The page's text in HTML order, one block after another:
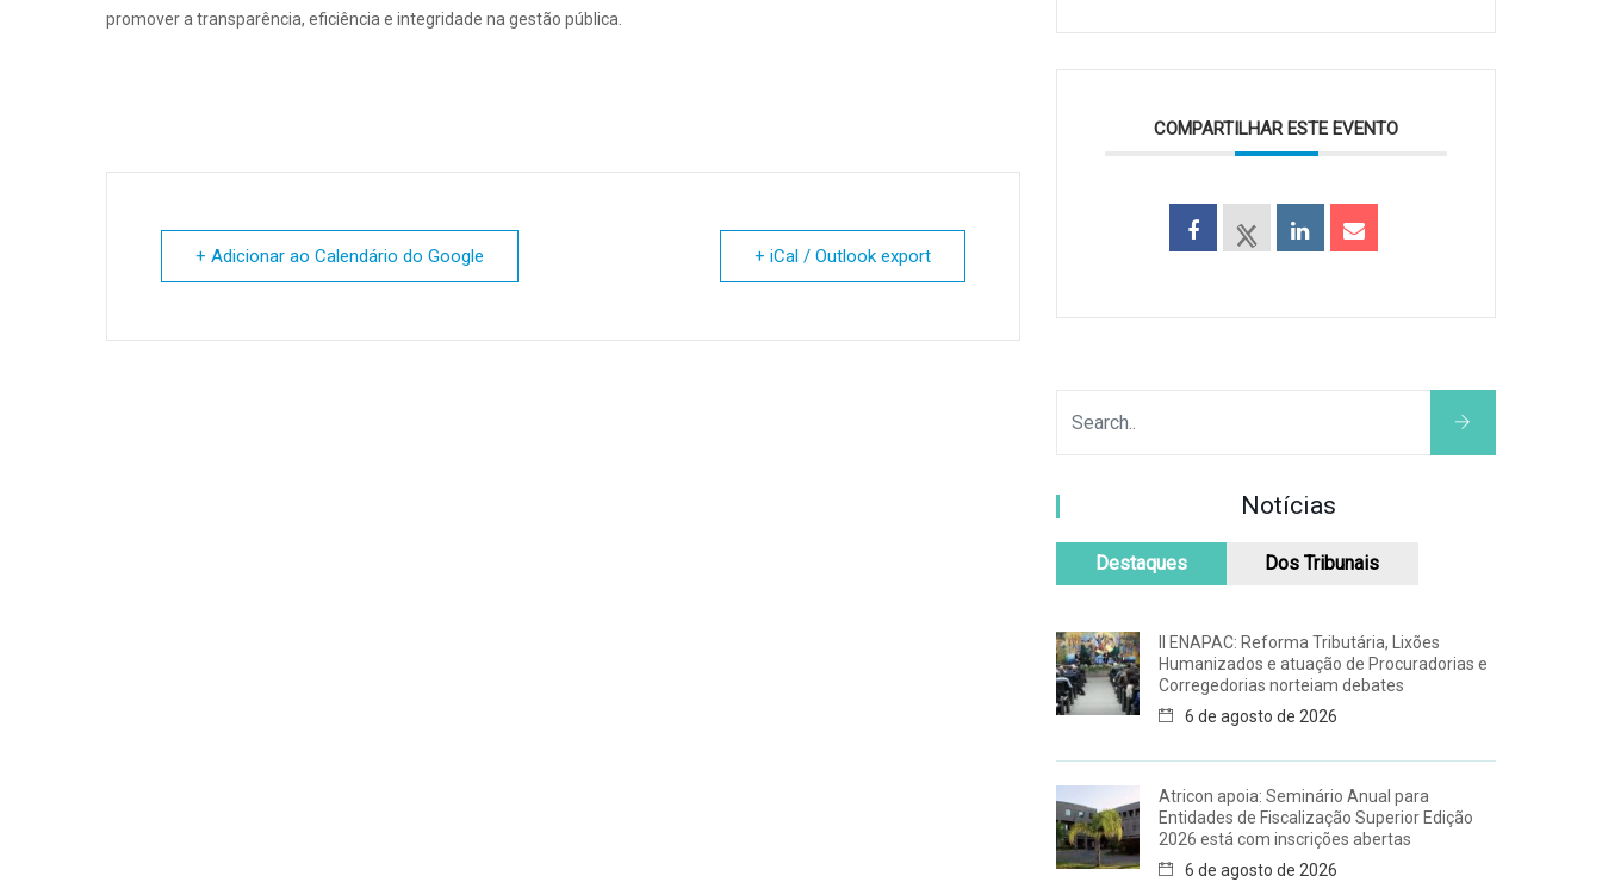
promover a transparência, eficiência e integridade na gestão pública.
+ Adicionar ao Calendário do Google + iCal / Outlook export
COMPARTILHAR ESTE EVENTO
Notícias
Destaques Dos Tribunais
II ENAPAC: Reforma Tributária, Lixões
Humanizados e atuação de Procuradorias e
Corregedorias norteiam debates
6 de agosto de 2026
Atricon apoia: Seminário Anual para
Entidades de Fiscalização Superior Edição
2026 está com inscrições abertas
6 de agosto de 2026